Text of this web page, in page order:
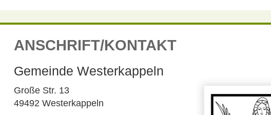
ANSCHRIFT/KONTAKT
Gemeinde Westerkappeln
Große Str. 13
49492 Westerkappeln